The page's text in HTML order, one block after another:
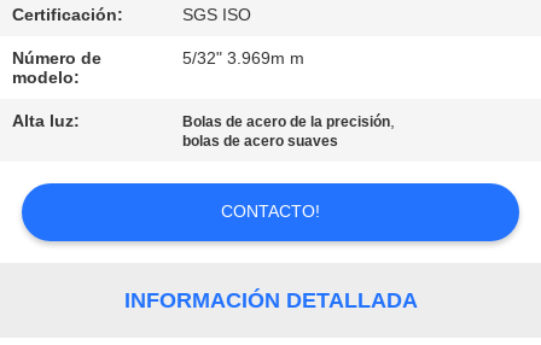
PIDA
UNA
MAPA
DEL
SITIO
Certificación: SGS ISO
Número de
modelo:
5/32" 3.969m m
Alta luz: Bolas de acero de la precisión,
bolas de acero suaves
CONTACTO!
INFORMACIÓN DETALLADA